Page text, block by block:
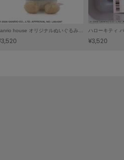
sanrio house オリジナルぬいぐるみチャーム ハローキティ
¥3,520